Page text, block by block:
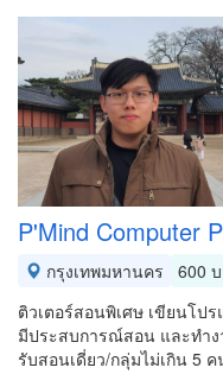
P'Mind Computer
กรุงเทพมหานคร
600
ติวเตอร์สอนพิเศษ เขียนโป
มีประสบการณ์สอน และทำง
รับสอนเดี่ยว/กลุ่มไม่เกิน 5 ค